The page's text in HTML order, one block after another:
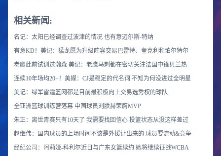
相关新闻:
名记：太阳已经调查过波津的情况 也有意迈尔斯-特纳
有意KD！美记：猛龙愿为升级阵容交易巴雷特、奎克利和珀尔特尔
老鹰此前试训过瀚森 美记：老鹰马刺都在密切关注法国中锋贝兰热
连续10年场均20+！美媒：CJ是稳定的代名词 不知为何没进过全明星
美记：绿军雷霆篮网都是目前最积极向上交易选秀权的球队
全亚洲篮球训练营落幕 中国球员刘朕赫荣膺MVP
朱正：离世青赛只有10天了 我需要找回信心 投篮状态从没这样差过
赵继伟：国内球员的上场时间不该是外援让出来的 球员要流动&竞争
经纪公司：阿莉娅-科利尔近日与广东女篮续约 她将继续征战WCBA